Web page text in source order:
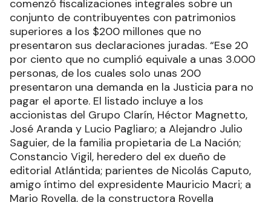
comenzó fiscalizaciones integrales sobre un
conjunto de contribuyentes con patrimonios
superiores a los $200 millones que no
presentaron sus declaraciones juradas. “Ese 20
por ciento que no cumplió equivale a unas 3.000
personas, de los cuales solo unas 200
presentaron una demanda en la Justicia para no
pagar el aporte. El listado incluye a los
accionistas del Grupo Clarín, Héctor Magnetto,
José Aranda y Lucio Pagliaro; a Alejandro Julio
Saguier, de la familia propietaria de La Nación;
Constancio Vigil, heredero del ex dueño de
editorial Atlántida; parientes de Nicolás Caputo,
amigo íntimo del expresidente Mauricio Macri; a
Mario Rovella, de la constructora Rovella